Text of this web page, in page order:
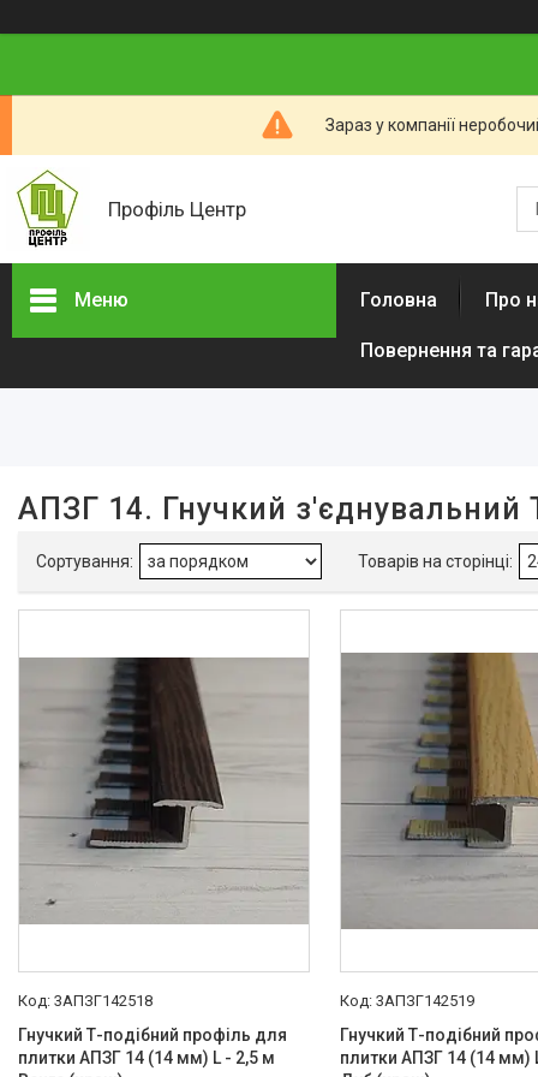
Зараз у компанії
Профіль Центр
Меню
В наявності
7
Колір
Україна 10
Виробник
Профіль-Центр
10
Тип порогу
Однорівневий 10
Вид порога
Алюміній 10
Монтажні отвори на профілі
Головна Про
Повернення та
АПЗГ 14. Гнучкий з'єднувальний
3АПЗГ142518
Гнучкий Т-подібний профіль для
плитки АПЗГ 14 (14 мм) L - 2,5 м
3АПЗГ142519
Гнучкий Т-подібний
плитки АПЗГ 14 (14 мм)